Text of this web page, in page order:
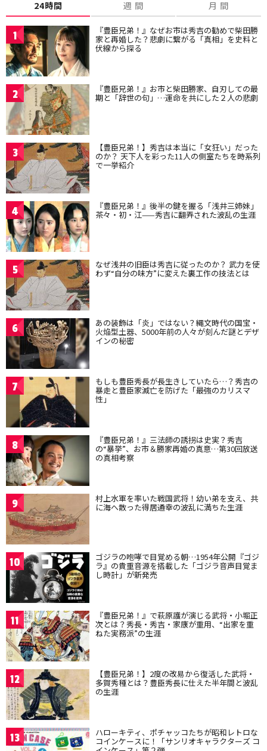
24時間 週 間 月 間
1 『豊臣兄弟！』なぜお市は秀吉の勧めで柴田勝
家と再婚した？悲劇に繋がる「真相」を史料と
伏線から探る
2 『豊臣兄弟！』お市と柴田勝家、自刃しての最
期と「辞世の句」…運命を共にした２人の悲劇
3 【豊臣兄弟！】秀吉は本当に「女狂い」だった
のか？ 天下人を彩った11人の側室たちを時系列
で一挙紹介
4 『豊臣兄弟！』後半の鍵を握る「浅井三姉妹」
茶々・初・江——秀吉に翻弄された波乱の生涯
5 なぜ浅井の旧臣は秀吉に従ったのか？ 武力を使
わず“自分の味方”に変えた裏工作の技法とは
6 あの装飾は「炎」ではない？縄文時代の国宝・
火焔型土器、5000年前の人々が刻んだ謎とデザ
インの秘密
7 もしも豊臣秀長が長生きしていたら…？秀吉の
暴走と豊臣家滅亡を防げた「最強のカリスマ
性」
8 『豊臣兄弟！』三法師の誘拐は史実？秀吉
の“暴挙”、お市＆勝家再婚の真意…第30回放送
の真相考察
9 村上水軍を率いた戦国武将！幼い弟を支え、共
に海へ散った得居通幸の波乱に満ちた生涯
10 ゴジラの咆哮で目覚める朝…1954年公開『ゴジ
ラ』の貴重音源を搭載した「ゴジラ音声目覚ま
し時計」が新発売
11 『豊臣兄弟！』で萩原護が演じる武将・小堀正
次とは？秀長・秀吉・家康が重用、“出家を重
ねた実務派”の生涯
12 【豊臣兄弟！】2度の改易から復活した武将・
多賀秀種とは？豊臣秀長に仕えた半年間と波乱
の生涯
13 ハローキティ、ポチャッコたちが昭和レトロな
コインケースに！「サンリオキャラクターズ コ